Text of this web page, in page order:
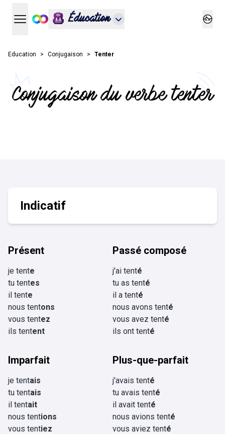
Ouvrir le menu principal
Éducation
Education Conjugaison Tenter
Conjugaison du verbe tenter
Indicatif
Présent
je tente
tu tentes
il tente
nous tentons
vous tentez
ils tentent
Passé composé
j'ai tenté
tu as tenté
il a tenté
nous avons tenté
vous avez tenté
ils ont tenté
Imparfait
je tentais
tu tentais
il tentait
nous tentions
vous tentiez
Plus-que-parfait
j'avais tenté
tu avais tenté
il avait tenté
nous avions tenté
vous aviez tenté